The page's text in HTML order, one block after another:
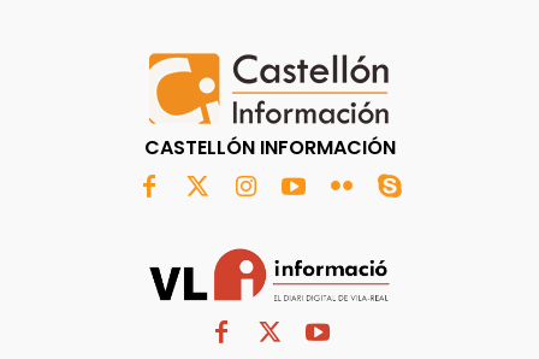
CASTELLÓN INFORMACIÓN